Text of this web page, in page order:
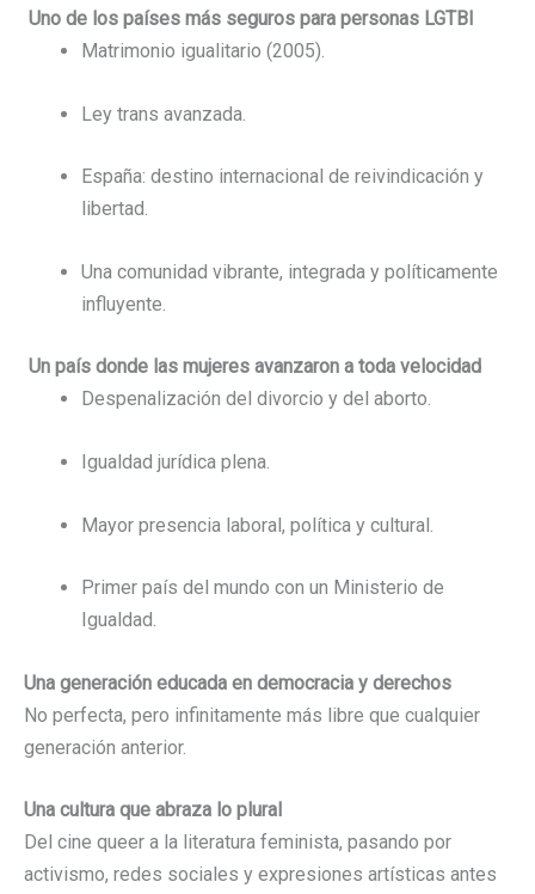
️‍ Uno de los países más seguros para personas LGTBI
Matrimonio igualitario (2005).
Ley trans avanzada.
España: destino internacional de reivindicación y
libertad.
Una comunidad vibrante, integrada y políticamente
influyente.
‍ Un país donde las mujeres avanzaron a toda velocidad
Despenalización del divorcio y del aborto.
Igualdad jurídica plena.
Mayor presencia laboral, política y cultural.
Primer país del mundo con un Ministerio de
Igualdad.
Una generación educada en democracia y derechos
No perfecta, pero infinitamente más libre que cualquier
generación anterior.
Una cultura que abraza lo plural
Del cine queer a la literatura feminista, pasando por
activismo, redes sociales y expresiones artísticas antes